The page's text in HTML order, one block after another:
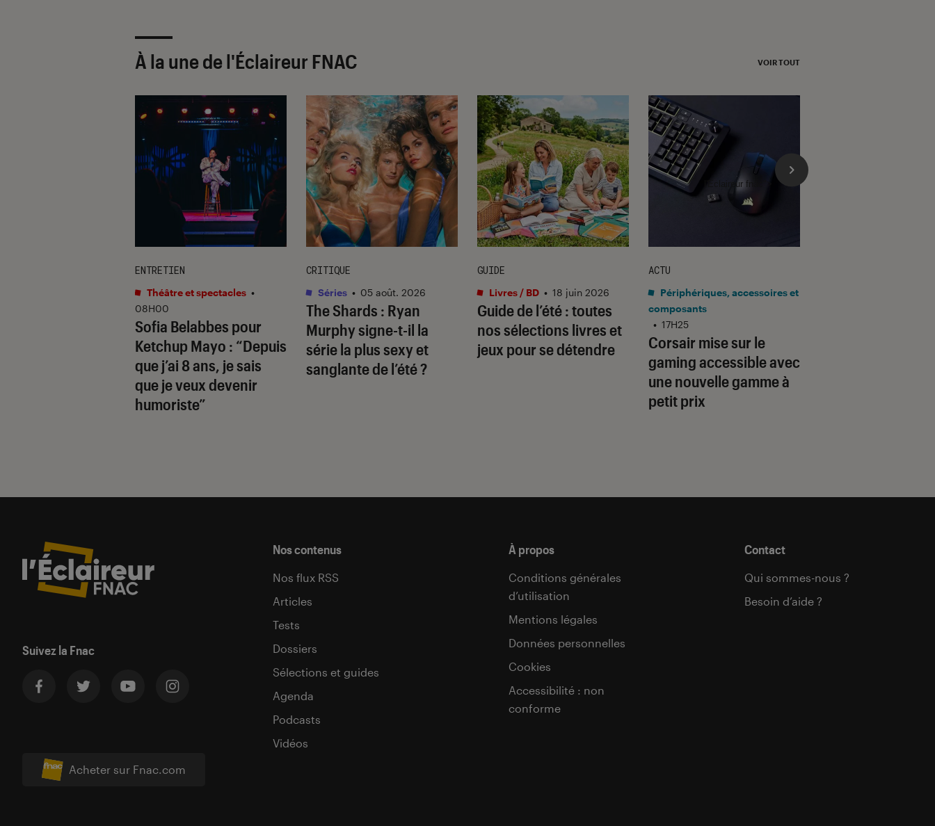
À la une de l'Éclaireur FNAC VOIR TOUT
Sofia Belabbes pour
Ketchup Mayo : “Depuis
que j’ai 8 ans, je sais
que je veux devenir
humoriste”
ENTRETIEN
Théâtre et spectacles •
08H00
The Shards : Ryan
Murphy signe-t-il la
série la plus sexy et
sanglante de l’été ?
CRITIQUE
Séries • 05 août. 2026
Guide de l’été : toutes
nos sélections livres et
jeux pour se détendre
GUIDE
Livres / BD • 18 juin 2026
Corsair mise sur le
gaming accessible avec
une nouvelle gamme à
petit prix
ACTU
Périphériques, accessoires et
composants
• 17H25
l'Éclaireur fnac">
Suivez la Fnac
Acheter sur Fnac.com
Nos contenus
Nos flux RSS
Articles
Tests
Dossiers
Sélections et guides
Agenda
Podcasts
Vidéos
À propos
Conditions générales
d’utilisation
Mentions légales
Données personnelles
Cookies
Accessibilité : non
conforme
Contact
Qui sommes-nous ?
Besoin d’aide ?